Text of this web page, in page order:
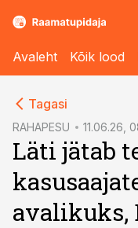
Avaleht Kõik lood
Tagasi
RAHAPESU 11.06.26,
Läti jätab
avalikuks,